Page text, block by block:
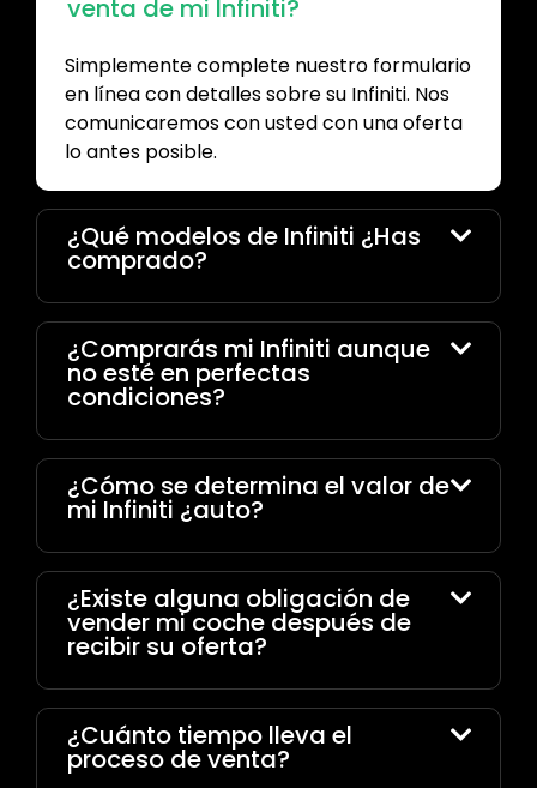
venta de mi Infiniti?
Simplemente complete nuestro formulario
en línea con detalles sobre su Infiniti. Nos
comunicaremos con usted con una oferta
lo antes posible.
¿Qué modelos de Infiniti ¿Has
comprado?
¿Comprarás mi Infiniti aunque
no esté en perfectas
condiciones?
¿Cómo se determina el valor de
mi Infiniti ¿auto?
¿Existe alguna obligación de
vender mi coche después de
recibir su oferta?
¿Cuánto tiempo lleva el
proceso de venta?